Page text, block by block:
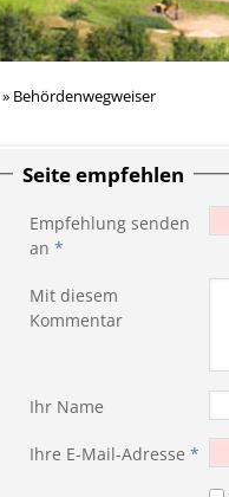
» Behördenwegweiser
Seite empfehlen
Empfehlung senden
an *
Mit diesem
Kommentar
Ihr Name
Ihre E-Mail-Adresse *